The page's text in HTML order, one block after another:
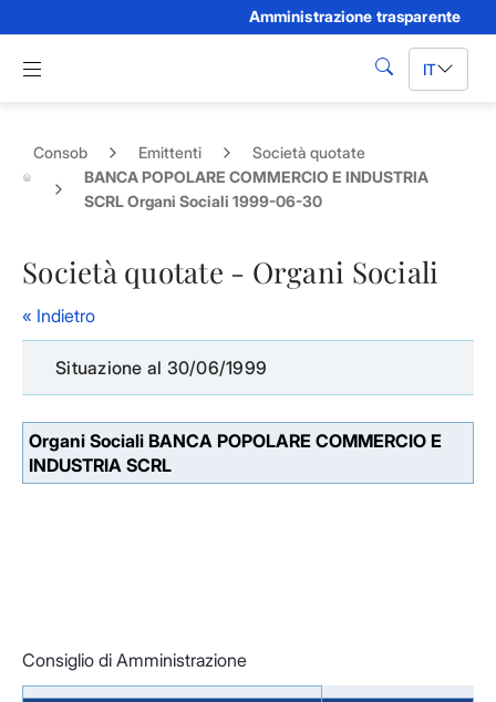
Amministrazione trasparente
Apri menu di navigazione
cerca IT
Consob Emittenti
Società quotate
BANCA POPOLARE COMMERCIO E INDUSTRIA
SCRL Organi Sociali 1999-06-30
Società quotate - Organi Sociali
« Indietro
Situazione al 30/06/1999
Organi Sociali BANCA POPOLARE COMMERCIO E
INDUSTRIA SCRL
Consiglio di Amministrazione